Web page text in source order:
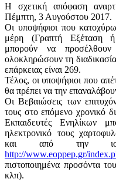
Η σχετική απόφαση
Πέμπτη, 3 Αυγούστου 2017.
Οι υποψήφιοι που
μέρη (Γραπτή Εξέταση ή
μπορούν να
ολοκληρώσουν τη
επάρκειας είναι 269.
Τέλος, οι υποψήφιοι που
θα πρέπει να την
Οι Βεβαιώσεις των
τους στο επόμενο χρονικό
Εκπαιδευτές Ενηλίκων
ηλεκτρονικό τους
και από την
http://www.eoppep.gr/
πιστοποιημένα προσόντα
κλπ).